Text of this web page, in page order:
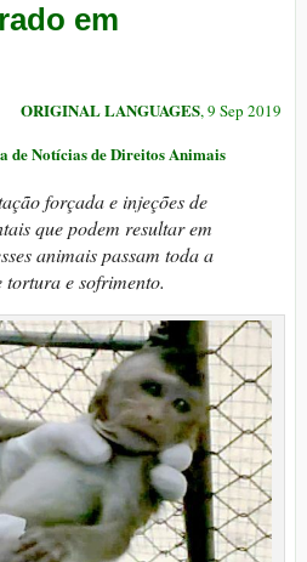
em
ORIGINAL LANGUAGES, 9 Sep 2019
de Notícias de Direitos Animais
forçada e injeções de
que podem resultar em
animais passam toda a
tortura e sofrimento.